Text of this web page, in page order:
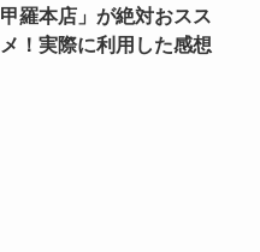
甲羅本店」が絶対おスス
メ！実際に利用した感想